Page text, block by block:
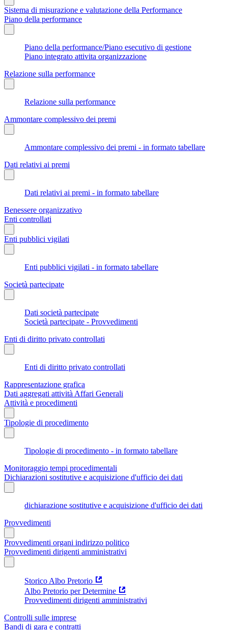
Sistema di misurazione e valutazione della Performance
Piano della performance
Piano della performance/Piano esecutivo di gestione
Piano integrato attivita organizzazione
Relazione sulla performance
Relazione sulla performance
Ammontare complessivo dei premi
Ammontare complessivo dei premi - in formato tabellare
Dati relativi ai premi
Dati relativi ai premi - in formato tabellare
Benessere organizzativo
Enti controllati
Enti pubblici vigilati
Enti pubblici vigilati - in formato tabellare
Società partecipate
Dati società partecipate
Società partecipate - Provvedimenti
Enti di diritto privato controllati
Enti di diritto privato controllati
Rappresentazione grafica
Dati aggregati attività Affari Generali
Attività e procedimenti
Tipologie di procedimento
Tipologie di procedimento - in formato tabellare
Monitoraggio tempi procedimentali
Dichiarazioni sostitutive e acquisizione d'ufficio dei dati
dichiarazione sostitutive e acquisizione d'ufficio dei dati
Provvedimenti
Provvedimenti organi indirizzo politico
Provvedimenti dirigenti amministrativi
Storico Albo Pretorio
Albo Pretorio per Determine
Provvedimenti dirigenti amministrativi
Controlli sulle imprese
Bandi di gara e contratti